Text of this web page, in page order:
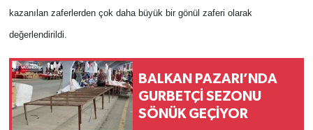
kazanılan zaferlerden çok daha büyük bir gönül zaferi olarak
değerlendirildi.
BALKAN PAZARI’NDA
GURBETÇİ SEZONU
SÖNÜK GEÇİYOR